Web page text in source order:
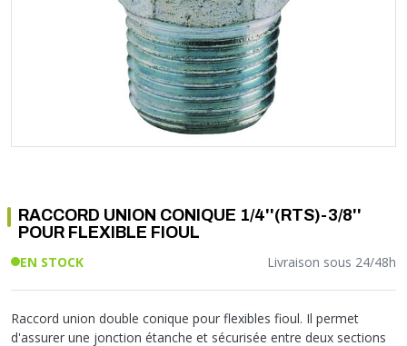
RACCORD PE (POLYÉTHYLÈNE)
RACCORD GALVA
RACCORD INOX
TUBE LAITON ET ECROU
TUYAU SOUPLE
ROBINET
FLEXIBLE
ETANCHÉITÉ RACCORDEMENT
FIXATION ET SUPPORT
RÉDUCTEUR DE PRESSION
Soupape différentielle
Vase d'expansion
Vanne de Température
Vanne équilibrage
Vanne mélangeuse
TUBAGE CHEMINÉE CHAUDIÈRE POÊLE
EQUIPEMENT INDUSTRIEL
COMMUNICATION
COLLIER ET FIXATION
LAMPE ET TORCHE
PILES ET ACCUMULATEURS
BLOC DE SÉCURITÉ
SYSTÈMES DE SÉCURITÉ
VMC ET VENTILATION
TRAPPE CHATIÈRE ET HUBLOT
PLOMBERIE PER
VOTRE SOLUTION CHAUFFAGE
RACCORD UNION CONIQUE 1/4''(RTS)-3/8''
POUR FLEXIBLE FIOUL
EN STOCK Livraison sous 24/48h
Raccord union double conique pour flexibles fioul. Il permet
d'assurer une jonction étanche et sécurisée entre deux sections